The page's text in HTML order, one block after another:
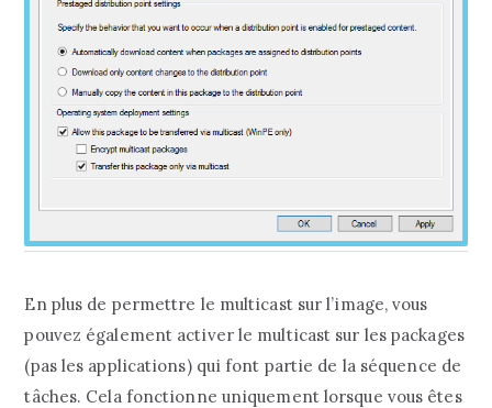
En plus de permettre le multicast sur l’image, vous
pouvez également activer le multicast sur les packages
(pas les applications) qui font partie de la séquence de
tâches. Cela fonctionne uniquement lorsque vous êtes